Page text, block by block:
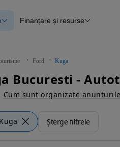
verificate
Blog Autovit.ro
Finanțare și resurse
Ford Kuga
Bucuresti -
Cum sunt organizate
Kuga Șterge filtrele